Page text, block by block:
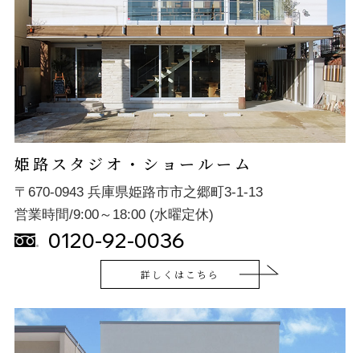
姫路スタジオ・ショールーム
〒670-0943 兵庫県姫路市市之郷町3-1-13
営業時間/9:00～18:00 (水曜定休)
0120-92-0036
詳しくはこちら